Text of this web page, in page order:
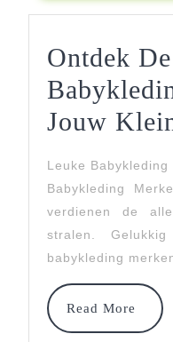
Ontdek
Jouw
Leuke
Babykleding
verdienen de
stralen.
babykleding
Read More
Read
More